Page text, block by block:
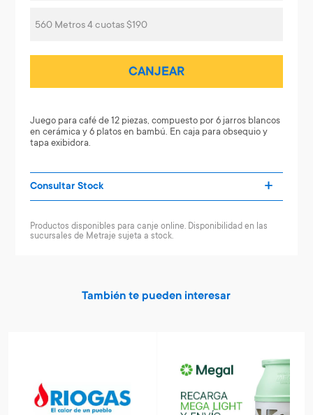
560 Metros 4 cuotas $190
CANJEAR
Juego para café de 12 piezas, compuesto por 6 jarros blancos
en cerámica y 6 platos en bambú. En caja para obsequio y
tapa exibidora.
Consultar Stock
Productos disponibles para canje online. Disponibilidad en las
sucursales de Metraje sujeta a stock.
También te pueden interesar